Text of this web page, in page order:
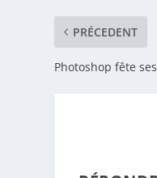
PRÉCEDENT
Photoshop fête